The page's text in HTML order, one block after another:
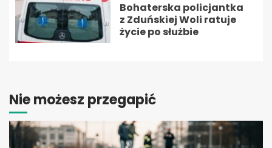
Bohaterska policjantka
z Zduńskiej Woli ratuje
życie po służbie
Nie możesz przegapić